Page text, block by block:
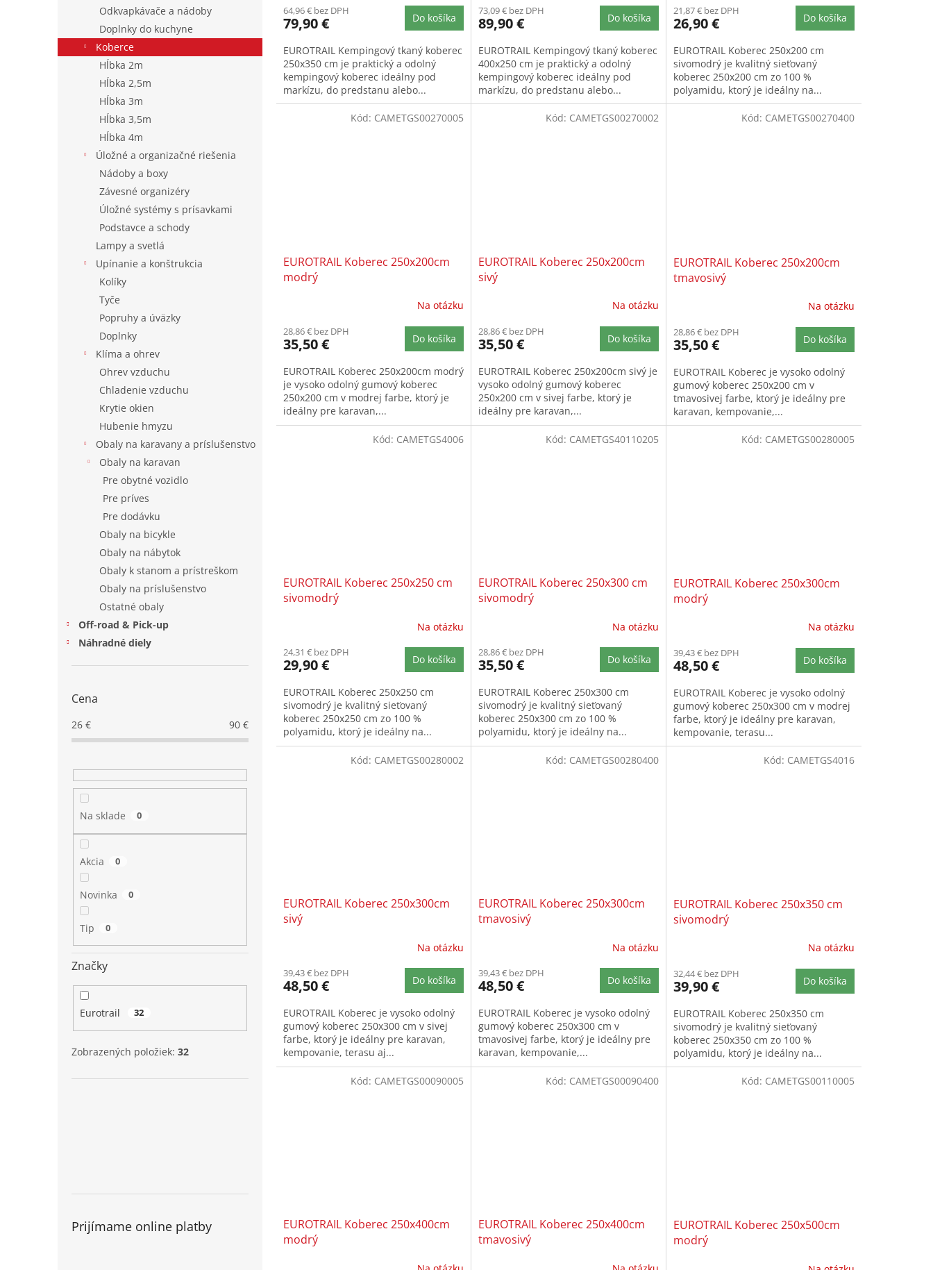
Odkvapkávače a nádoby
Doplnky do kuchyne
Koberce
Hĺbka 2m
Hĺbka 2,5m
Hĺbka 3m
Hĺbka 3,5m
Hĺbka 4m
Úložné a organizačné riešenia
Nádoby a boxy
Závesné organizéry
Úložné systémy s prísavkami
Podstavce a schody
Lampy a svetlá
Upínanie a konštrukcia
Kolíky
Tyče
Popruhy a úväzky
Doplnky
Klíma a ohrev
Ohrev vzduchu
Chladenie vzduchu
Krytie okien
Hubenie hmyzu
Obaly na karavany a príslušenstvo
Obaly na karavan
Pre obytné vozidlo
Pre príves
Pre dodávku
Obaly na bicykle
Obaly na nábytok
Obaly k stanom a prístreškom
Obaly na príslušenstvo
Ostatné obaly
Off-road & Pick-up
Náhradné diely
Cena
26 € 90 €
Na sklade 0
Akcia 0
Novinka 0
Tip 0
Značky
Eurotrail 32
Zobrazených položiek: 32
Prijímame online platby
64,96 € bez DPH
79,90 € Do košíka
EUROTRAIL Kempingový tkaný koberec
250x350 cm je praktický a odolný
kempingový koberec ideálny pod
markízu, do predstanu alebo...
73,09 € bez DPH
89,90 € Do košíka
EUROTRAIL Kempingový tkaný koberec
400x250 cm je praktický a odolný
kempingový koberec ideálny pod
markízu, do predstanu alebo...
21,87 € bez DPH
26,90 € Do košíka
EUROTRAIL Koberec 250x200 cm
sivomodrý je kvalitný sieťovaný
koberec 250x200 cm zo 100 %
polyamidu, ktorý je ideálny na...
EUROTRAIL Koberec 250x200cm
modrý
Na otázku
28,86 € bez DPH
35,50 € Do košíka
EUROTRAIL Koberec 250x200cm modrý
je vysoko odolný gumový koberec
250x200 cm v modrej farbe, ktorý je
ideálny pre karavan,...
Kód: CAMETGS00270005
EUROTRAIL Koberec 250x200cm
sivý
Na otázku
28,86 € bez DPH
35,50 € Do košíka
EUROTRAIL Koberec 250x200cm sivý je
vysoko odolný gumový koberec
250x200 cm v sivej farbe, ktorý je
ideálny pre karavan,...
Kód: CAMETGS00270002
EUROTRAIL Koberec 250x200cm
tmavosivý
Na otázku
28,86 € bez DPH
35,50 € Do košíka
EUROTRAIL Koberec je vysoko odolný
gumový koberec 250x200 cm v
tmavosivej farbe, ktorý je ideálny pre
karavan, kempovanie,...
Kód: CAMETGS00270400
EUROTRAIL Koberec 250x250 cm
sivomodrý
Na otázku
24,31 € bez DPH
29,90 € Do košíka
EUROTRAIL Koberec 250x250 cm
sivomodrý je kvalitný sieťovaný
koberec 250x250 cm zo 100 %
polyamidu, ktorý je ideálny na...
Kód: CAMETGS4006
EUROTRAIL Koberec 250x300 cm
sivomodrý
Na otázku
28,86 € bez DPH
35,50 € Do košíka
EUROTRAIL Koberec 250x300 cm
sivomodrý je kvalitný sieťovaný
koberec 250x300 cm zo 100 %
polyamidu, ktorý je ideálny na...
Kód: CAMETGS40110205
EUROTRAIL Koberec 250x300cm
modrý
Na otázku
39,43 € bez DPH
48,50 € Do košíka
EUROTRAIL Koberec je vysoko odolný
gumový koberec 250x300 cm v modrej
farbe, ktorý je ideálny pre karavan,
kempovanie, terasu...
Kód: CAMETGS00280005
EUROTRAIL Koberec 250x300cm
sivý
Na otázku
39,43 € bez DPH
48,50 € Do košíka
EUROTRAIL Koberec je vysoko odolný
gumový koberec 250x300 cm v sivej
farbe, ktorý je ideálny pre karavan,
kempovanie, terasu aj...
Kód: CAMETGS00280002
EUROTRAIL Koberec 250x300cm
tmavosivý
Na otázku
39,43 € bez DPH
48,50 € Do košíka
EUROTRAIL Koberec je vysoko odolný
gumový koberec 250x300 cm v
tmavosivej farbe, ktorý je ideálny pre
karavan, kempovanie,...
Kód: CAMETGS00280400
EUROTRAIL Koberec 250x350 cm
sivomodrý
Na otázku
32,44 € bez DPH
39,90 € Do košíka
EUROTRAIL Koberec 250x350 cm
sivomodrý je kvalitný sieťovaný
koberec 250x350 cm zo 100 %
polyamidu, ktorý je ideálny na...
Kód: CAMETGS4016
EUROTRAIL Koberec 250x400cm
modrý
Kód: CAMETGS00090005
EUROTRAIL Koberec 250x400cm
tmavosivý
Kód: CAMETGS00090400
EUROTRAIL Koberec 250x500cm
modrý
Kód: CAMETGS00110005